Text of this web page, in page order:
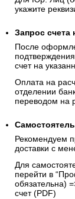
укажите
Запрос счета
После
счет на
Оплата на
отделении
переводом на
Рекомендуем
доставки с
Для
перейти в
обязательна)
счет (PDF)